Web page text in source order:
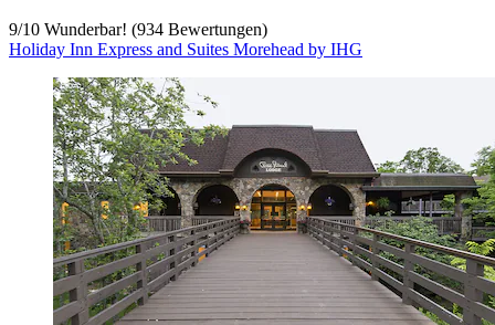
9/10 Wunderbar! (934 Bewertungen)
Holiday Inn Express and Suites Morehead by IHG